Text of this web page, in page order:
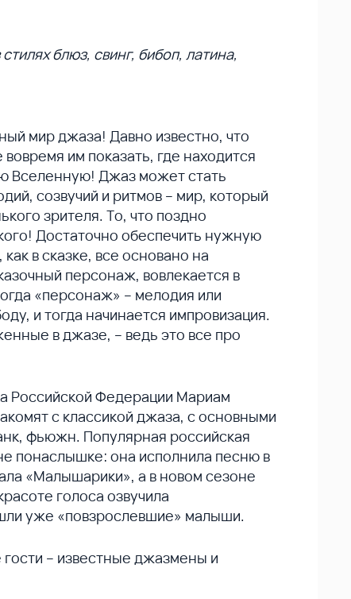
блюз, свинг, бибоп, латина,
мир джаза! Давно известно, что
им показать, где находится
Вселенную! Джаз может стать
созвучий и ритмов – мир, который
зрителя. То, что поздно
Достаточно обеспечить нужную
в сказке, все основано на
персонаж, вовлекается в
«персонаж» – мелодия или
и тогда начинается импровизация.
в джазе, – ведь это все про
Российской Федерации Мариам
с классикой джаза, с основными
фьюжн. Популярная российская
понаслышке: она исполнила песню в
«Малышарики», а в новом сезоне
голоса озвучила
уже «повзрослевшие» малыши.
– известные джазмены и